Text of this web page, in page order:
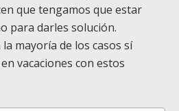
que tengamos que estar
para darles solución.
mayoría de los casos sí
vacaciones con estos